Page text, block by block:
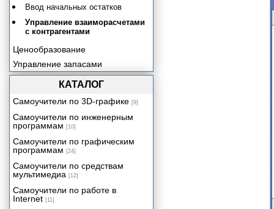
Ввод начальных остатков
Управление взаиморасчетами
с контрагентами
Ценообразование
Управление запасами
КАТАЛОГ
Самоучители по 3D-графике [9]
Самоучители по инженерным
программам [10]
Самоучители по графическим
программам [24]
Самоучители по средствам
мультимедиа [12]
Самоучители по работе в
Internet [11]